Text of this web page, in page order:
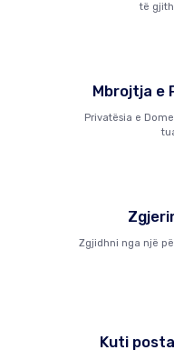
të
Mbrojtja e
Privatësia e
Zgjidhni nga një
Kuti